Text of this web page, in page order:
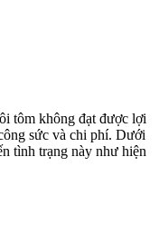
tôm không đạt được lợi
sức và chi phí. Dưới
tình trạng này như hiện